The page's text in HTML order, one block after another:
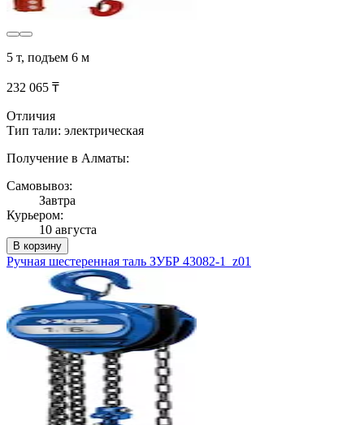
5 т, подъем 6 м
232 065 ₸
Отличия
Тип тали: электрическая
Получение в Алматы:
Самовывоз:
Завтра
Курьером:
10 августа
В корзину
Ручная шестеренная таль ЗУБР 43082-1_z01